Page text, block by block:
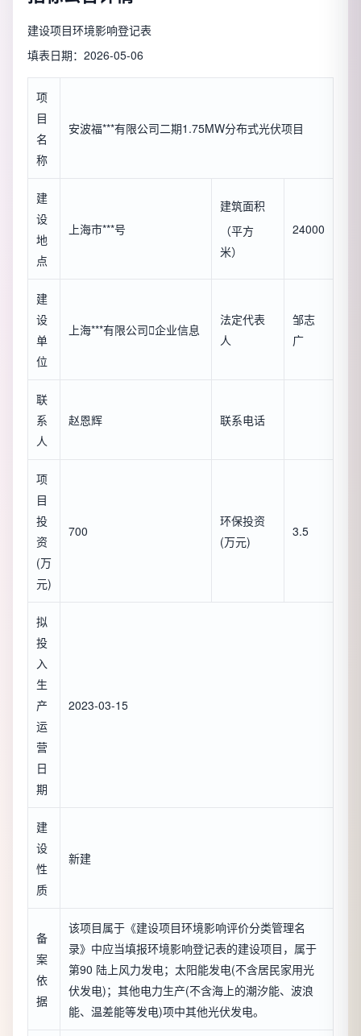
建设项目环境影响登记表
填表日期：2026-05-06
项
目
名
称
安波福***有限公司二期1.75MW分布式光伏项目
建
设
地
点
上海市***号
建筑面积
（平方
米）
24000
建
设
单
位
上海***有限公司企业信息
法定代表
人
邹志
广
联
系
人
赵恩辉 联系电话
项
目
投
资
(万
元)
700
环保投资
(万元)
3.5
拟
投
入
生
产
运
营
日
期
2023-03-15
建
设
性
质
新建
备
案
依
据
该项目属于《建设项目环境影响评价分类管理名
录》中应当填报环境影响登记表的建设项目，属于
第90 陆上风力发电；太阳能发电(不含居民家用光
伏发电)；其他电力生产(不含海上的潮汐能、波浪
能、温差能等发电)项中其他光伏发电。